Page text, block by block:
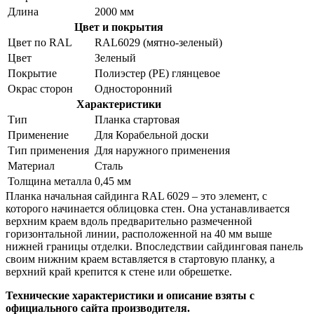
Длина
2000 мм
Цвет и покрытия
Цвет по RAL
RAL6029 (мятно-зеленый)
Цвет
Зеленый
Покрытие
Полиэстер (PE) глянцевое
Окрас сторон
Односторонний
Характеристики
Тип
Планка стартовая
Применение
Для Корабельной доски
Тип применения Для наружного применения
Материал
Сталь
Толщина металла 0,45 мм
Планка начальная сайдинга RAL 6029 – это элемент, с
которого начинается облицовка стен. Она устанавливается
верхним краем вдоль предварительно размеченной
горизонтальной линии, расположенной на 40 мм выше
нижней границы отделки. Впоследствии сайдинговая панель
своим нижним краем вставляется в стартовую планку, а
верхний край крепится к стене или обрешетке.
Технические характеристики и описание взяты с
официального сайта производителя.